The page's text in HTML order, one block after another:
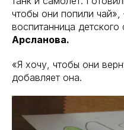
чтобы они попили чай»,
воспитанница
Арсланова.
«Я хочу, чтобы они
добавляет она.